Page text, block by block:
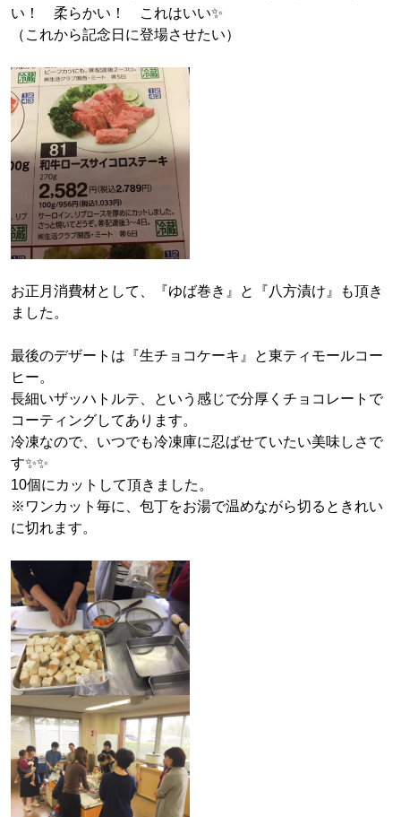
い！ 柔らかい！ これはいい✨
（これから記念日に登場させたい）
お正月消費材として、『ゆば巻き』と『八方漬け』も頂き
ました。
最後のデザートは『生チョコケーキ』と東ティモールコー
ヒー。
長細いザッハトルテ、という感じで分厚くチョコレートで
コーティングしてあります。
冷凍なので、いつでも冷凍庫に忍ばせていたい美味しさで
す✨✨
10個にカットして頂きました。
※ワンカット毎に、包丁をお湯で温めながら切るときれい
に切れます。